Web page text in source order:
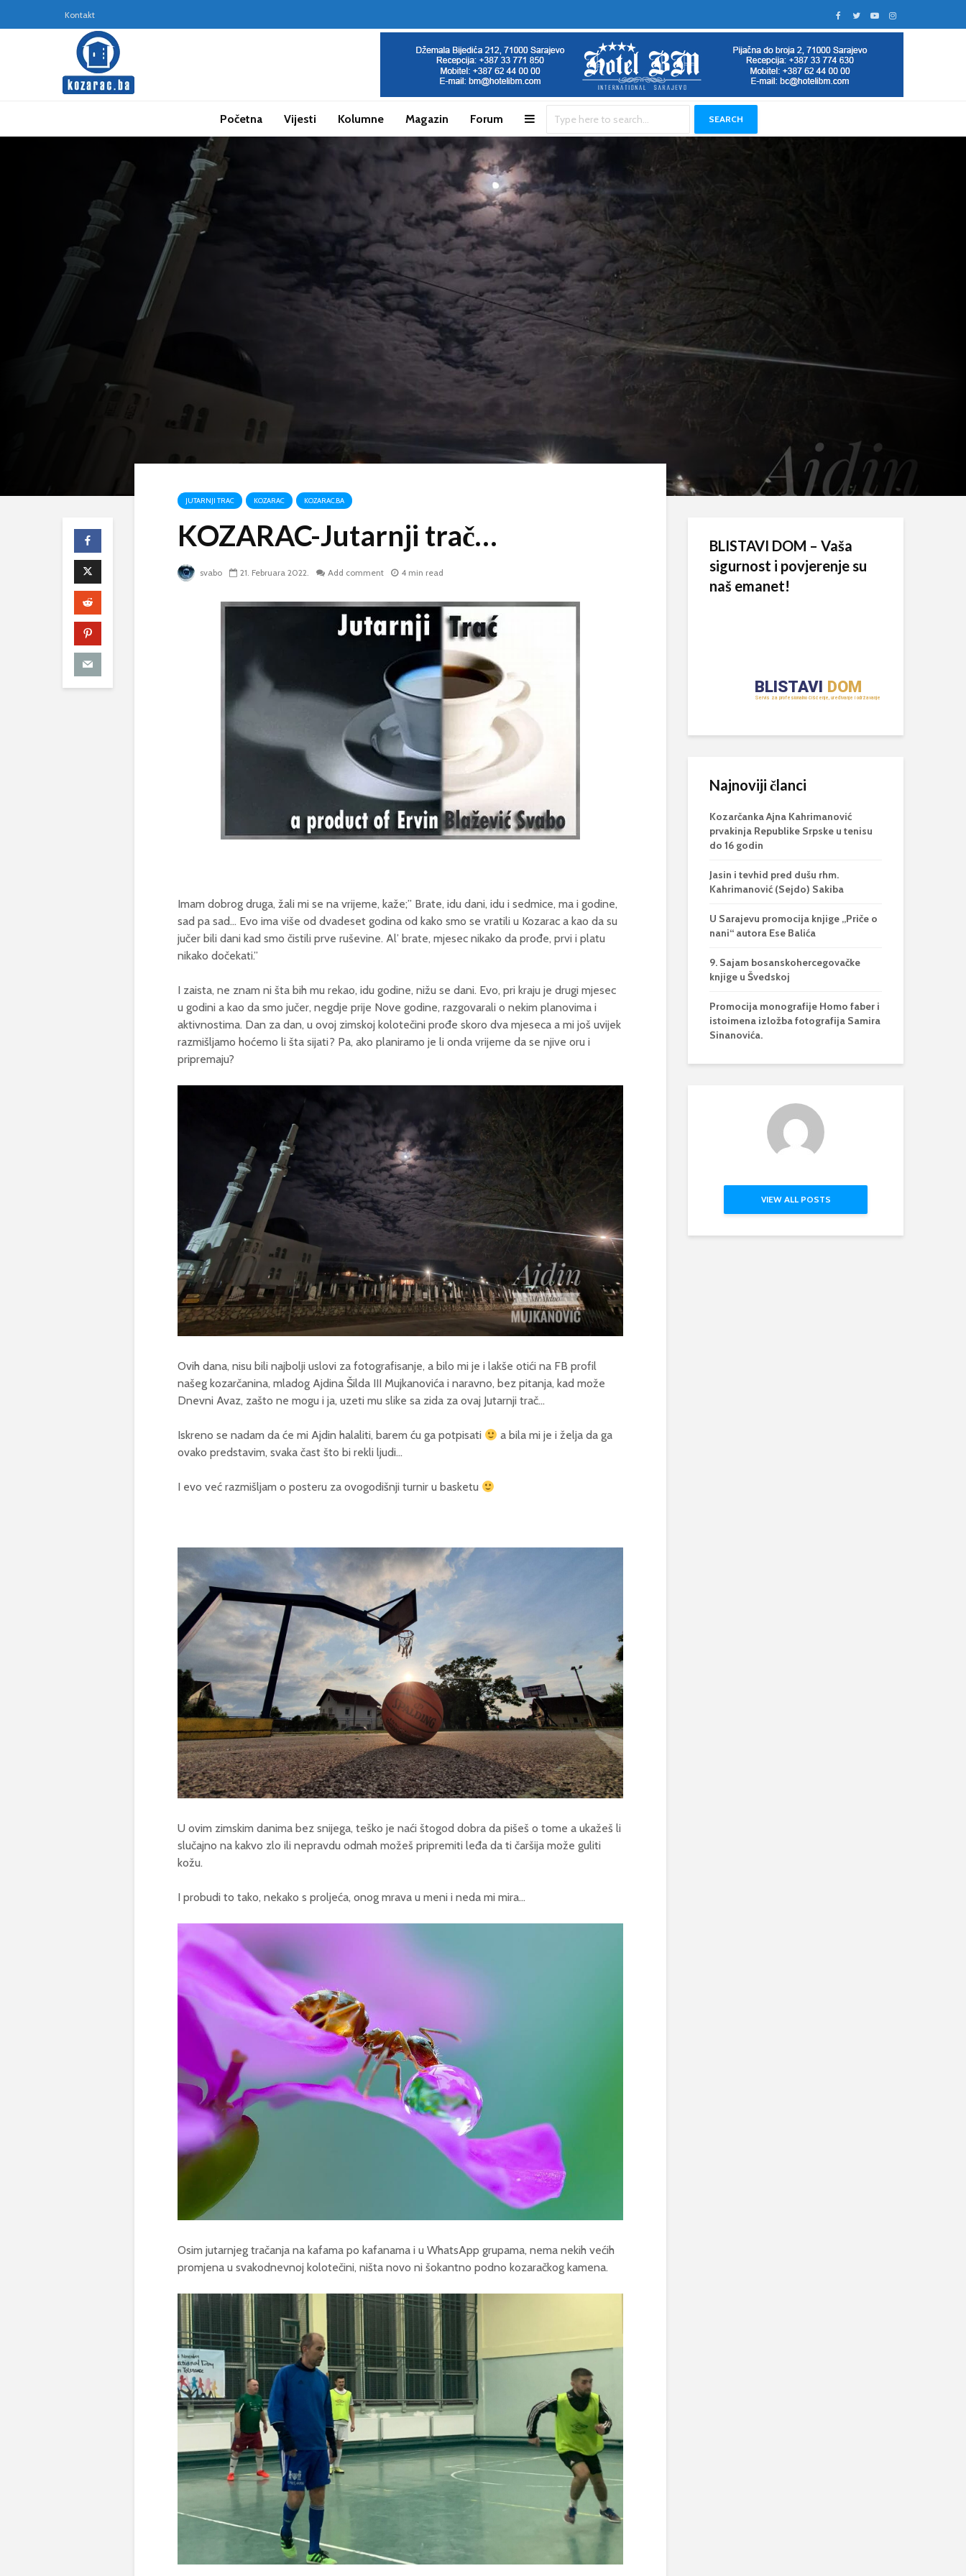
Kontakt
Početna Vijesti Kolumne Magazin Forum SEARCH
JUTARNJI TRAC KOZARAC KOZARAC.BA
KOZARAC-Jutarnji trač…
svabo 21. Februara 2022. Add comment 4 min read
Imam dobrog druga, žali mi se na vrijeme, kaže;” Brate, idu dani, idu i sedmice, ma i godine,
sad pa sad… Evo ima više od dvadeset godina od kako smo se vratili u Kozarac a kao da su
jučer bili dani kad smo čistili prve ruševine. Al’ brate, mjesec nikako da prođe, prvi i platu
nikako dočekati.”
I zaista, ne znam ni šta bih mu rekao, idu godine, nižu se dani. Evo, pri kraju je drugi mjesec
u godini a kao da smo jučer, negdje prije Nove godine, razgovarali o nekim planovima i
aktivnostima. Dan za dan, u ovoj zimskoj kolotečini prođe skoro dva mjeseca a mi još uvijek
razmišljamo hoćemo li šta sijati? Pa, ako planiramo je li onda vrijeme da se njive oru i
pripremaju?
Ovih dana, nisu bili najbolji uslovi za fotografisanje, a bilo mi je i lakše otići na FB profil
našeg kozarčanina, mladog Ajdina Šilda III Mujkanovića i naravno, bez pitanja, kad može
Dnevni Avaz, zašto ne mogu i ja, uzeti mu slike sa zida za ovaj Jutarnji trač…
Iskreno se nadam da će mi Ajdin halaliti, barem ću ga potpisati
a bila mi je i želja da ga
ovako predstavim, svaka čast što bi rekli ljudi…
I evo već razmišljam o posteru za ovogodišnji turnir u basketu
U ovim zimskim danima bez snijega, teško je naći štogod dobra da pišeš o tome a ukažeš li
slučajno na kakvo zlo ili nepravdu odmah možeš pripremiti leđa da ti čaršija može guliti
kožu.
I probudi to tako, nekako s proljeća, onog mrava u meni i neda mi mira…
Osim jutarnjeg tračanja na kafama po kafanama i u WhatsApp grupama, nema nekih većih
promjena u svakodnevnoj kolotečini, ništa novo ni šokantno podno kozaračkog kamena.
BLISTAVI DOM – Vaša
sigurnost i povjerenje su
naš emanet!
Najnoviji članci
Kozarčanka Ajna Kahrimanović
prvakinja Republike Srpske u tenisu
do 16 godin
Jasin i tevhid pred dušu rhm.
Kahrimanović (Sejdo) Sakiba
U Sarajevu promocija knjige „Priče o
nani“ autora Ese Balića
9. Sajam bosanskohercegovačke
knjige u Švedskoj
Promocija monografije Homo faber i
istoimena izložba fotografija Samira
Sinanovića.
VIEW ALL POSTS